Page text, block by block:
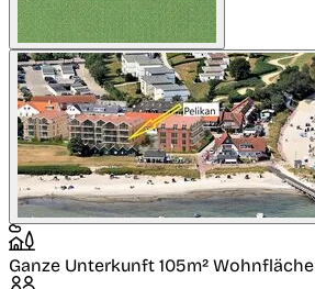
Ganze Unterkunft 105m² Wohnfläche